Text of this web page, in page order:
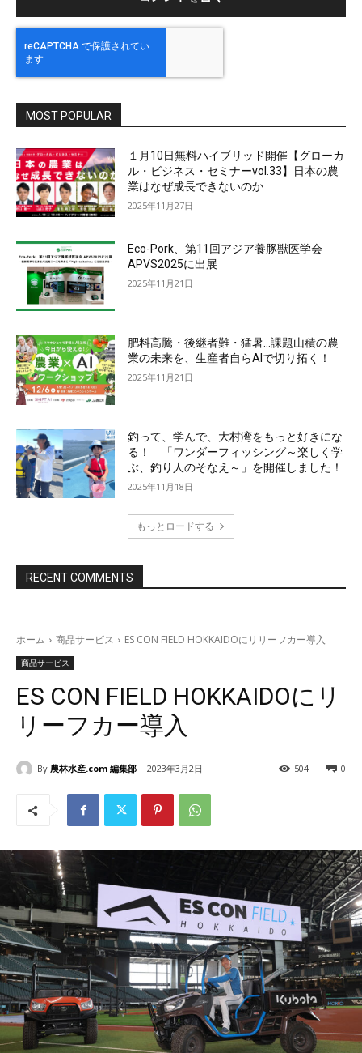
MOST POPULAR
１月10日無料ハイブリッド開催【グローカ
ル・ビジネス・セミナーvol.33】日本の農
業はなぜ成長できないのか
2025年11月27日
Eco-Pork、第11回アジア養豚獣医学会
APVS2025に出展
2025年11月21日
肥料高騰・後継者難・猛暑…課題山積の農
業の未来を、生産者自らAIで切り拓く！
2025年11月21日
釣って、学んで、大村湾をもっと好きにな
る！ 「ワンダーフィッシング～楽しく学
ぶ、釣り人のそなえ～」を開催しました！
2025年11月18日
もっとロードする
RECENT COMMENTS